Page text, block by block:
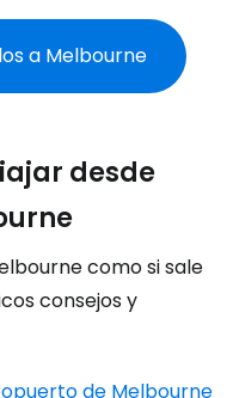
a Melbourne
desde
como si sale
consejos y
de Melbourne